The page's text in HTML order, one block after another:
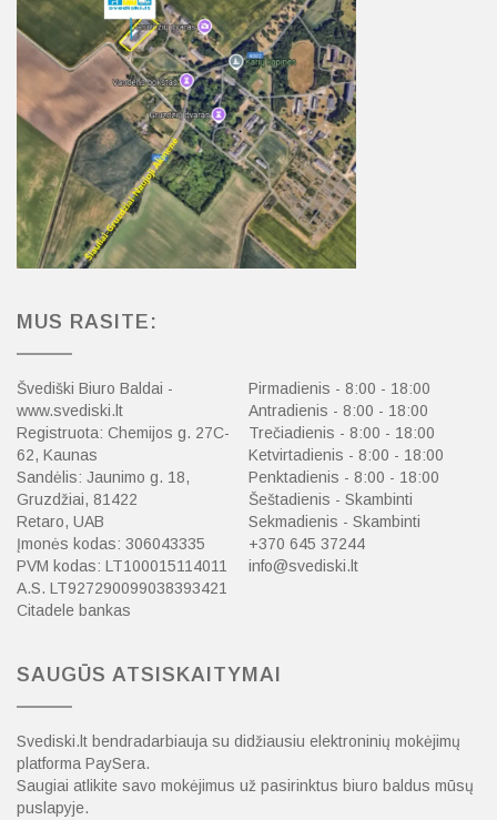
MUS RASITE:
Švediški Biuro Baldai -
www.svediski.lt
Registruota: Chemijos g. 27C-
62, Kaunas
Sandėlis: Jaunimo g. 18,
Gruzdžiai, 81422
Retaro, UAB
Įmonės kodas: 306043335
PVM kodas: LT100015114011
A.S. LT927290099038393421
Citadele bankas
Pirmadienis - 8:00 - 18:00
Antradienis - 8:00 - 18:00
Trečiadienis - 8:00 - 18:00
Ketvirtadienis - 8:00 - 18:00
Penktadienis - 8:00 - 18:00
Šeštadienis - Skambinti
Sekmadienis - Skambinti
+370 645 37244
info@svediski.lt
SAUGŪS ATSISKAITYMAI
Svediski.lt bendradarbiauja su didžiausiu elektroninių mokėjimų
platforma PaySera.
Saugiai atlikite savo mokėjimus už pasirinktus biuro baldus mūsų
puslapyje.